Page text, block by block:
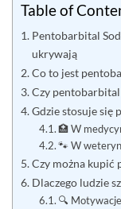
Table of
Pentobarbital
ukrywają
Co to jest
Czy
Gdzie stosuje się
🏥 W
🐾 W
Czy można kupić
Dlaczego ludzie
🔍